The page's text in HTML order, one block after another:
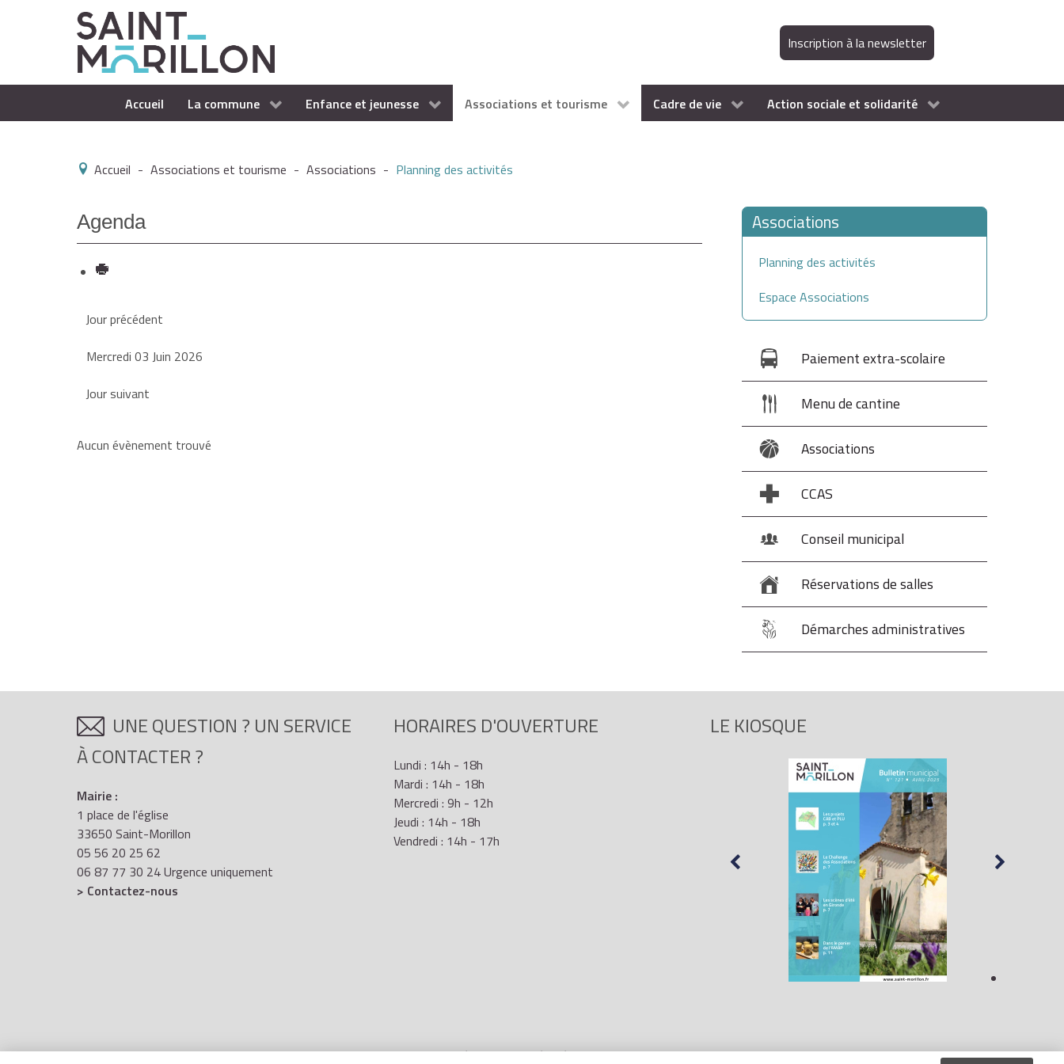
Inscription à la newsletter
Accueil La commune Enfance et jeunesse Associations et tourisme Cadre de vie Action sociale et solidarité
Accueil - Associations et tourisme - Associations - Planning des activités
Agenda
Jour précédent
Mercredi 03 Juin 2026
Jour suivant
Aucun évènement trouvé
Associations
Planning des activités
Espace Associations
Paiement extra-scolaire
Menu de cantine
Associations
CCAS
Conseil municipal
Réservations de salles
Démarches administratives
UNE QUESTION ? UN SERVICE
À CONTACTER ?
Mairie :
1 place de l'église
33650 Saint-Morillon
05 56 20 25 62
06 87 77 30 24 Urgence uniquement
> Contactez-nous
HORAIRES D'OUVERTURE
Lundi : 14h - 18h
Mardi : 14h - 18h
Mercredi : 9h - 12h
Jeudi : 14h - 18h
Vendredi : 14h - 17h
LE KIOSQUE
Mentions Légales- Site réalisé parLR Marketing